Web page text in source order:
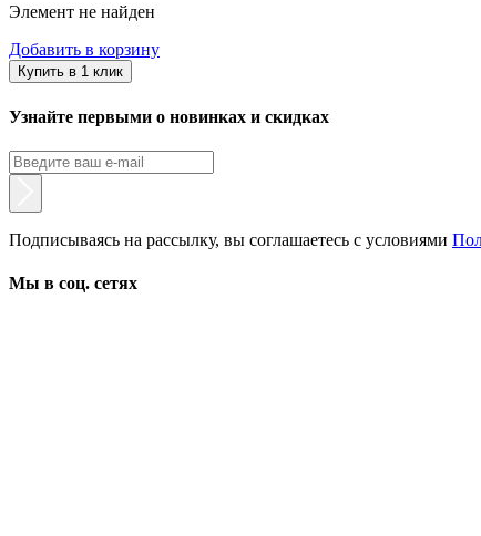
Элемент не найден
Добавить в корзину
Купить в 1 клик
Узнайте первыми о новинках и скидках
Подписываясь на рассылку, вы соглашаетесь с условиями
Мы в соц. сетях